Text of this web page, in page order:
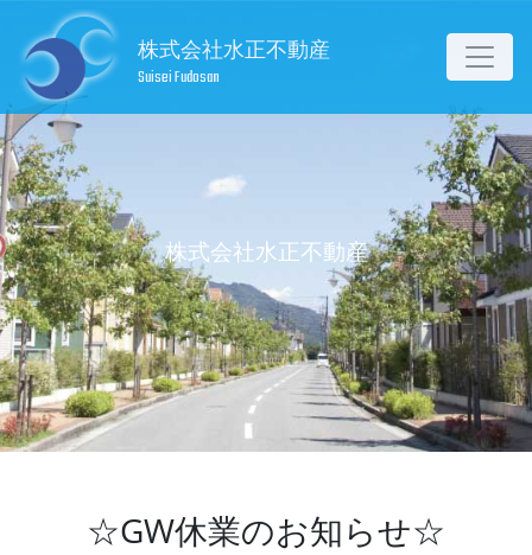
株式会社水正不動産
Suisei Fudosan
株式会社水正不動産
☆GW休業のお知らせ☆